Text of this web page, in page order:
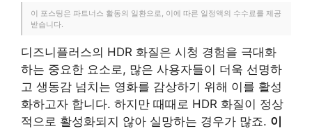
이 포스팅은 파트너스 활동의 일환으로, 이에 따른 일정액의 수수료를 제공
받습니다.
디즈니플러스의 HDR 화질은 시청 경험을 극대화
하는 중요한 요소로, 많은 사용자들이 더욱 선명하
고 생동감 넘치는 영화를 감상하기 위해 이를 활성
화하고자 합니다. 하지만 때때로 HDR 화질이 정상
적으로 활성화되지 않아 실망하는 경우가 많죠. 이